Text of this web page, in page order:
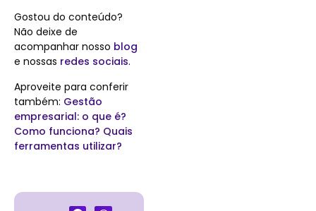
Gostou do conteúdo?
Não deixe de
acompanhar nosso blog
e nossas redes sociais.
Aproveite para conferir
também: Gestão
empresarial: o que é?
Como funciona? Quais
ferramentas utilizar?